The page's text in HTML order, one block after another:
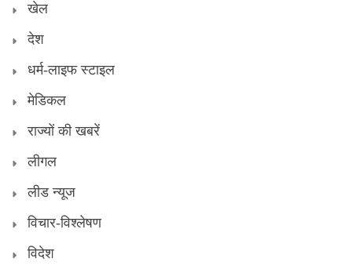
खेल
देश
धर्म-लाइफ स्टाइल
मेडिकल
राज्यों की खबरें
लीगल
लीड न्यूज
विचार-विश्लेषण
विदेश